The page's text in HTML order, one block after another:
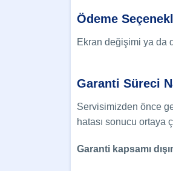
Ödeme
Ekran değişimi ya da
Garanti Süreci
Servisimizden önce
hatası sonucu ortaya
Garanti kapsamı